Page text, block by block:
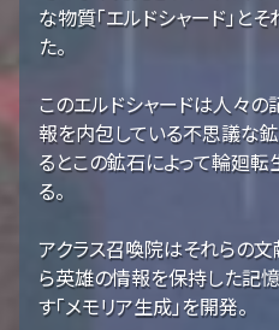
な物質「エルドシャード」と
た。
このエルドシャードは人々
報を内包している不思議な
るとこの鉱石によって輪廻
る。
アクラス召喚院はそれらの文
ら英雄の情報を保持した記
す「メモリア生成」を開発。